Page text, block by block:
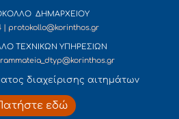
ΔΗΜΑΡΧΕΙΟΥ
| protokollo@korinthos.gr
ΤΕΧΝΙΚΩΝ ΥΠΗΡΕΣΙΩΝ
διαχείρισης αιτημάτων
εδώ